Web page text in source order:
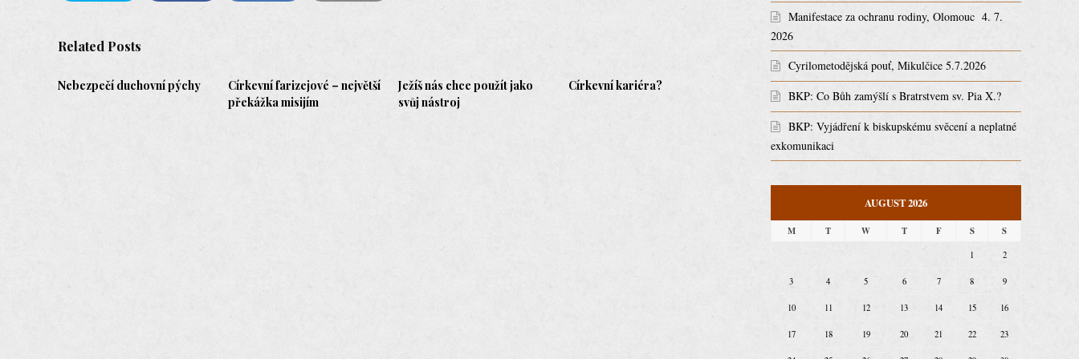
Related Posts
Nebezpečí duchovní pýchy
Církevní farizejové – největší
překážka misijím
Ježíš nás chce použít jako
svůj nástroj
Církevní kariéra?
Manifestace za ochranu rodiny, Olomouc 4. 7.
2026
Cyrilometodějská pouť, Mikulčice 5.7.2026
BKP: Co Bůh zamýšlí s Bratrstvem sv. Pia X.?
BKP: Vyjádření k biskupskému svěcení a neplatné
exkomunikaci
AUGUST 2026
M T W T F S S
1 2
3 4 5 6 7 8 9
10 11 12 13 14 15 16
17 18 19 20 21 22 23